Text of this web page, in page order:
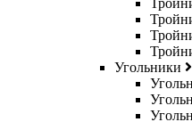
Угольники